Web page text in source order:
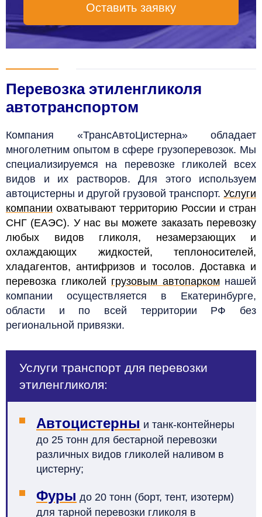
Оставить заявку
Перевозка этиленгликоля
автотранспортом
Компания «ТрансАвтоЦистерна» обладает
многолетним опытом в сфере грузоперевозок. Мы
специализируемся на перевозке гликолей всех
видов и их растворов. Для этого используем
автоцистерны и другой грузовой транспорт. Услуги
компании охватывают территорию России и стран
СНГ (ЕАЭС). У нас вы можете заказать перевозку
любых видов гликоля, незамерзающих и
охлаждающих жидкостей, теплоносителей,
хладагентов, антифризов и тосолов. Доставка и
перевозка гликолей грузовым автопаркомнашей
компании осуществляется в Екатеринбурге,
области и по всей территории РФ без
региональной привязки.
Услуги транспорт для перевозки
этиленгликоля:
Автоцистерны и танк-контейнеры
до 25 тонн для бестарной перевозки
различных видов гликолей наливом в
цистерну;
Фуры до 20 тонн (борт, тент, изотерм)
для тарной перевозки гликоля в